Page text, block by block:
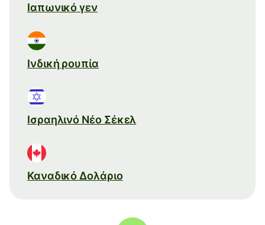
Ιαπωνικό γεν
Ινδική ρουπία
Ισραηλινό Νέο Σέκελ
Καναδικό Δολάριο